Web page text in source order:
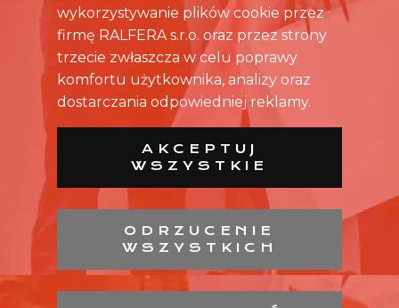
wykorzystywanie plików cookie przez
firmę RALFERA s.r.o. oraz przez strony
trzecie zwłaszcza w celu poprawy
komfortu użytkownika, analizy oraz
dostarczania odpowiedniej reklamy.
AKCEPTUJ
WSZYSTKIE
ODRZUCENIE
WSZYSTKICH